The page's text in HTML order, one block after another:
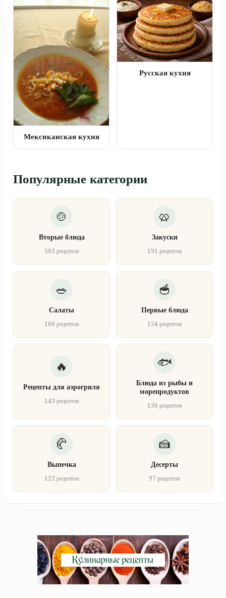
Мексиканская кухня
Русская кухня
Популярные категории
Вторые блюда
503 рецептов
Закуски
191 рецептов
Салаты
166 рецептов
Первые блюда
154 рецептов
Рецепты для аэрогриля
143 рецептов
Блюда из рыбы и
морепродуктов
136 рецептов
Выпечка
122 рецептов
Десерты
97 рецептов